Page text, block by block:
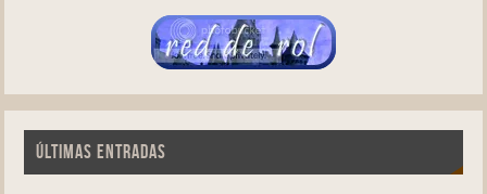
ÚLTIMAS ENTRADAS